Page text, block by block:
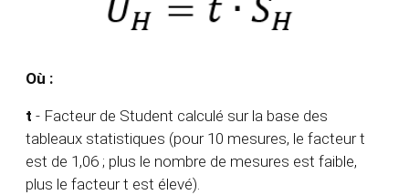
Où :
t - Facteur de Student calculé sur la base des
tableaux statistiques (pour 10 mesures, le facteur t
est de 1,06 ; plus le nombre de mesures est faible,
plus le facteur t est élevé).